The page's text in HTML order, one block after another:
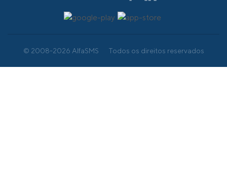
© 2008-2026 AlfaSMS Todos os direitos reservados